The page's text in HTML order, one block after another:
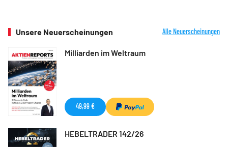
Unsere Neuerscheinungen Alle Neuerscheinungen
Milliarden im Weltraum
49,99 €
HEBELTRADER 142/26